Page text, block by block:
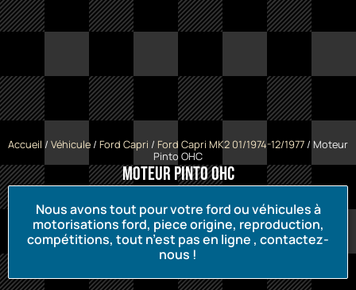
Accueil / Véhicule / Ford Capri / Ford Capri MK2 01/1974-12/1977 / Moteur
Pinto OHC
Moteur Pinto OHC
Nous avons tout pour votre ford ou véhicules à
motorisations ford, piece origine, reproduction,
compétitions, tout n’est pas en ligne , contactez-
nous !